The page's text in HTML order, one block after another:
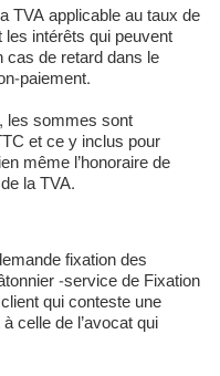
TVA applicable au taux de
intérêts qui peuvent
de retard dans le
paiement.
les sommes sont
et ce y inclus pour
même l’honoraire de
la TVA.
-service de Fixation
qui conteste une
celle de l’avocat qui